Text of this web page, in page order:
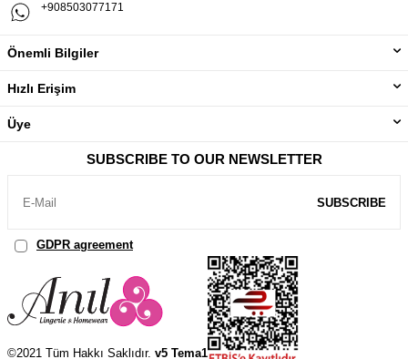
+908503077171
Önemli Bilgiler
Hızlı Erişim
Üye
SUBSCRIBE TO OUR NEWSLETTER
SUBSCRIBE
GDPR agreement, I've read and accept.
©2021 Tüm Hakkı Saklıdır. v5 Tema1